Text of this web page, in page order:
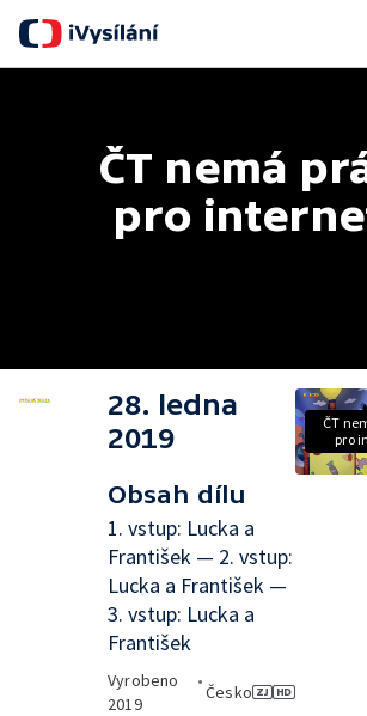
ČT nemá
pro
28. ledna
2019
Obsah dílu
1. vstup: Lucka a
František — 2. vstup:
Lucka a František —
3. vstup: Lucka a
František
Vyrobeno
2019
•
Česko
ČT
pro